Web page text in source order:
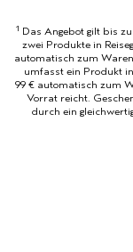
1 Das Angebot gilt bis
zwei Produkte in
automatisch zum
umfasst ein Produkt
99 € automatisch zum
Vorrat reicht.
durch ein